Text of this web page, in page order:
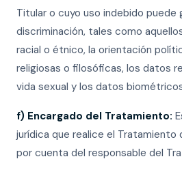
Titular o cuyo uso indebido puede
discriminación, tales como
racial o étnico, la orientación
religiosas o filosóficas, los datos
vida sexual y los datos
f) Encargado del Tratamiento:
jurídica que realice el Tratamiento
por cuenta del responsable del